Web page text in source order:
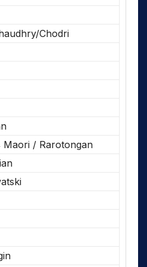
Chodri
Maori / Rarotongan